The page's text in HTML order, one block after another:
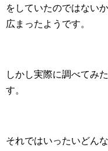
をしていたのではない
広まったようです。
しかし実際に調べてみ
す。
それではいったいどん